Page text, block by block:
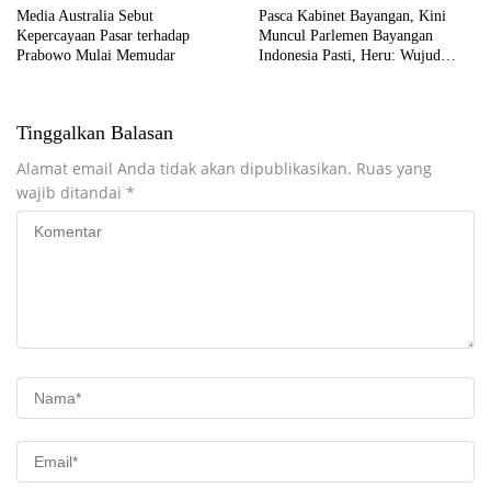
Media Australia Sebut
Kepercayaan Pasar terhadap
Prabowo Mulai Memudar
Pasca Kabinet Bayangan, Kini
Muncul Parlemen Bayangan
Indonesia Pasti, Heru: Wujud
Tinggalkan Balasan
Alamat email Anda tidak akan dipublikasikan. Ruas yang
wajib ditandai *